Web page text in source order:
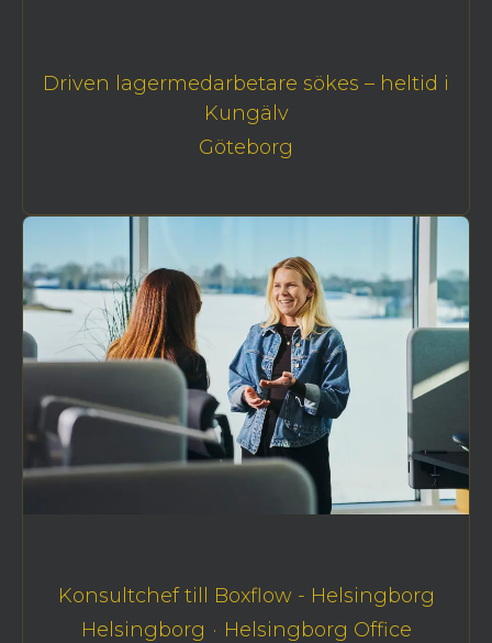
Driven lagermedarbetare sökes – heltid i
Kungälv
Göteborg
Konsultchef till Boxflow - Helsingborg
Helsingborg · Helsingborg Office